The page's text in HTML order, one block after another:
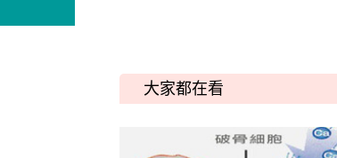
大家都在看